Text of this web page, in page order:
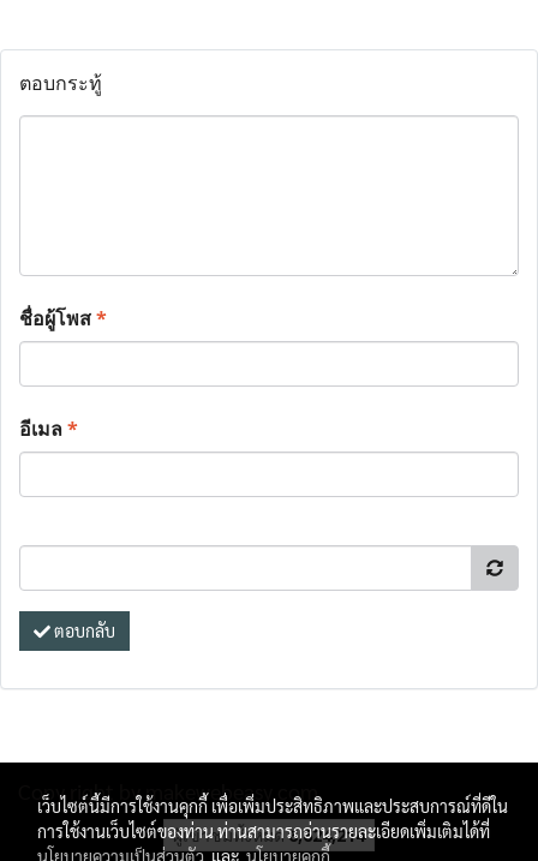
ตอบกระทู้
ชื่อผู้โพส*
อีเมล*
ตอบกลับ
Copy right by makewebeasy.com
ผู้เข้าชมทั้งหมด 6,624,214
เว็บไซต์นี้มีการใช้งานคุกกี้ เพื่อเพิ่มประสิทธิภาพและประสบการณ์ที่ดีใน
การใช้งานเว็บไซต์ของท่าน ท่านสามารถอ่านรายละเอียดเพิ่มเติมได้ที่
นโยบายความเป็นส่วนตัวและนโยบายคุกกี้